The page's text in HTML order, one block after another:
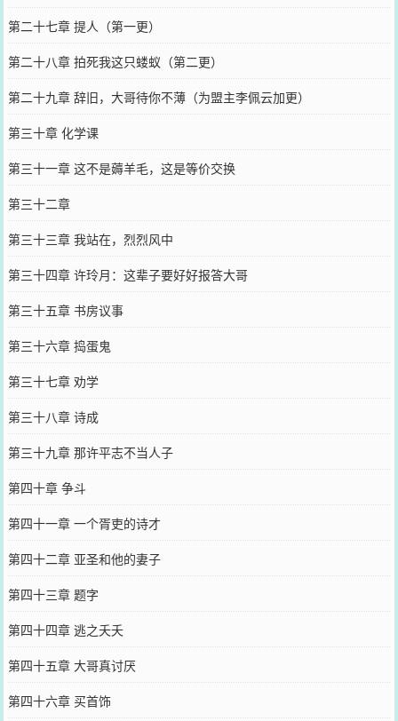
第二十七章 提人（第一更）
第二十八章 拍死我这只蝼蚁（第二更）
第二十九章 辞旧，大哥待你不薄（为盟主李佩云加更）
第三十章 化学课
第三十一章 这不是薅羊毛，这是等价交换
第三十二章
第三十三章 我站在，烈烈风中
第三十四章 许玲月：这辈子要好好报答大哥
第三十五章 书房议事
第三十六章 捣蛋鬼
第三十七章 劝学
第三十八章 诗成
第三十九章 那许平志不当人子
第四十章 争斗
第四十一章 一个胥吏的诗才
第四十二章 亚圣和他的妻子
第四十三章 题字
第四十四章 逃之夭夭
第四十五章 大哥真讨厌
第四十六章 买首饰